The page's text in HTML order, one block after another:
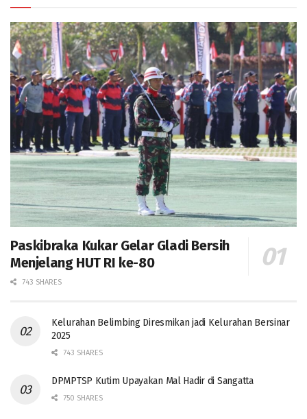
Paskibraka Kukar Gelar Gladi Bersih
Menjelang HUT RI ke-80
743 SHARES
Kelurahan Belimbing Diresmikan jadi Kelurahan Bersinar
2025
743 SHARES
DPMPTSP Kutim Upayakan Mal Hadir di Sangatta
750 SHARES